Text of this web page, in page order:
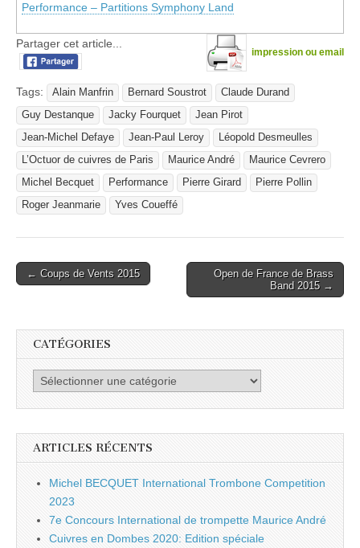
Performance – Partitions Symphony Land
impression ou email
Partager cet article...
Tags: Alain Manfrin Bernard Soustrot
Claude Durand
Guy Destanque
Jacky Fourquet
Jean Pirot
Jean-Michel Defaye
Jean-Paul Leroy
Léopold Desmeulles
L’Octuor de cuivres de Paris
Maurice André
Maurice Cevrero
Michel Becquet
Performance Pierre Girard
Pierre Pollin
Roger Jeanmarie
Yves Coueffé
Post
← Coups de Vents 2015
Open de France de Brass
Band 2015 →
CATÉGORIES
Catégories
ARTICLES RÉCENTS
Michel BECQUET International Trombone Competition
2023
7e Concours International de trompette Maurice André
Cuivres en Dombes 2020: Edition spéciale